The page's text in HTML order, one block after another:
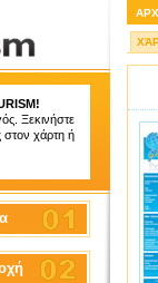
!
Ξεκινήστε
στον χάρτη ή